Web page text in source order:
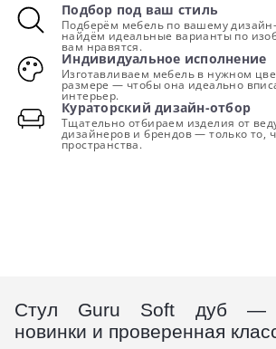
Подбор под ваш стиль
Подберём мебель по вашему
найдём идеальные варианты по
вам нравятся.
Индивидуальное исполнение
Изготавливаем мебель в нужном
размере — чтобы она идеально
интерьер.
Кураторский дизайн-отбор
Тщательно отбираем изделия от
дизайнеров и брендов — только то,
пространства.
Стул Guru Soft дуб —
новинки и проверенная